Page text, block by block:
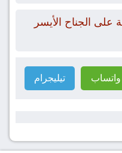
على الجناح الأيسر
واتساب تيليجرام